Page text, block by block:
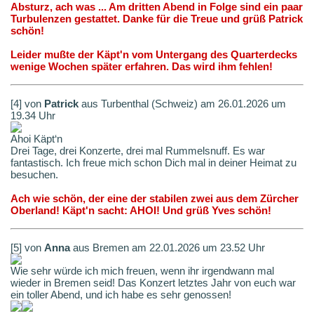
Absturz, ach was ... Am dritten Abend in Folge sind ein paar
Turbulenzen gestattet. Danke für die Treue und grüß Patrick
schön!
Leider mußte der Käpt'n vom Untergang des Quarterdecks
wenige Wochen später erfahren. Das wird ihm fehlen!
[4] von Patrick aus Turbenthal (Schweiz) am 26.01.2026 um
19.34 Uhr
Ahoi Käpt‘n
Drei Tage, drei Konzerte, drei mal Rummelsnuff. Es war
fantastisch. Ich freue mich schon Dich mal in deiner Heimat zu
besuchen.
Ach wie schön, der eine der stabilen zwei aus dem Zürcher
Oberland! Käpt'n sacht: AHOI! Und grüß Yves schön!
[5] von Annaaus Bremen am 22.01.2026 um 23.52 Uhr
Wie sehr würde ich mich freuen, wenn ihr irgendwann mal
wieder in Bremen seid! Das Konzert letztes Jahr von euch war
ein toller Abend, und ich habe es sehr genossen!